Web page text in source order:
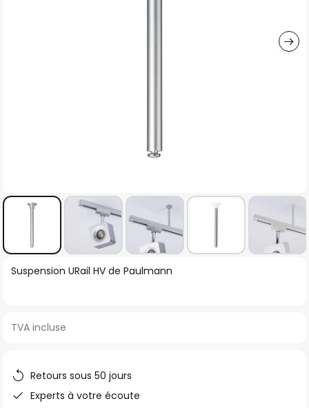
Skip
images
gallery
Suspension URail HV de Paulmann
TVA incluse
Retours sous 50 jours
Experts à votre écoute